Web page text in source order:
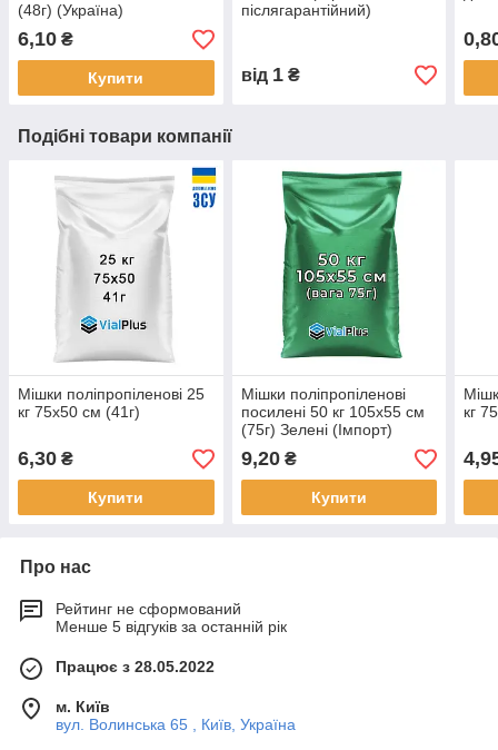
(48г) (Україна)
6,10 ₴
Купити
післягарантійний)
від 1₴
Подібні товари компанії
Мішки поліпропіленові 25
кг 75х50 см (41г)
6,30 ₴
Купити
Мішки поліпропіленові
посилені 50 кг 105х55 см
(75г) Зелені (Імпорт)
9,20₴
Купити
кг
Про нас
Рейтинг не сформований
Менше 5 відгуків за останній рік
Працює з 28.05.2022
м. Київ
вул. Волинська 65 , Київ, Україна